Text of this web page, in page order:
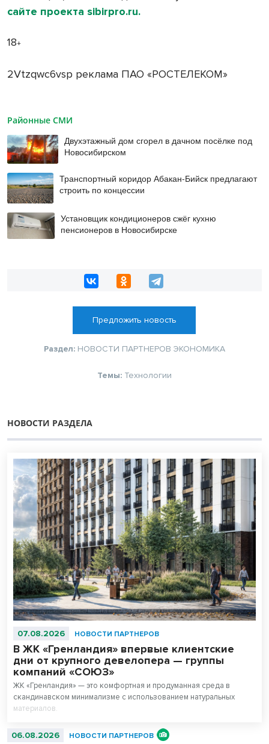
сайте проекта sibirpro.ru.
18+
2Vtzqwc6vsp реклама ПАО «РОСТЕЛЕКОМ»
Районные СМИ
Двухэтажный дом сгорел в дачном посёлке под
Новосибирском
Транспортный коридор Абакан-Бийск предлагают
строить по концессии
Установщик кондиционеров сжёг кухню
пенсионеров в Новосибирске
Предложить новость
Раздел: НОВОСТИ ПАРТНЕРОВ ЭКОНОМИКА
Темы: Технологии
НОВОСТИ РАЗДЕЛА
07.08.2026 НОВОСТИ ПАРТНЕРОВ
В ЖК «Гренландия» впервые клиентские
дни от крупного девелопера — группы
компаний «СОЮЗ»
ЖК «Гренландия» — это комфортная и продуманная среда в
скандинавском минимализме с использованием натуральных
материалов.
06.08.2026 НОВОСТИ ПАРТНЕРОВ